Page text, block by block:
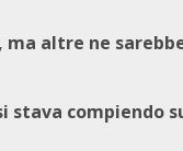
ma altre ne
stava compiendo